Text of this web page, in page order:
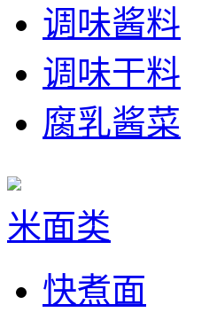
调味酱料
调味干料
腐乳酱菜
米面类
快煮面